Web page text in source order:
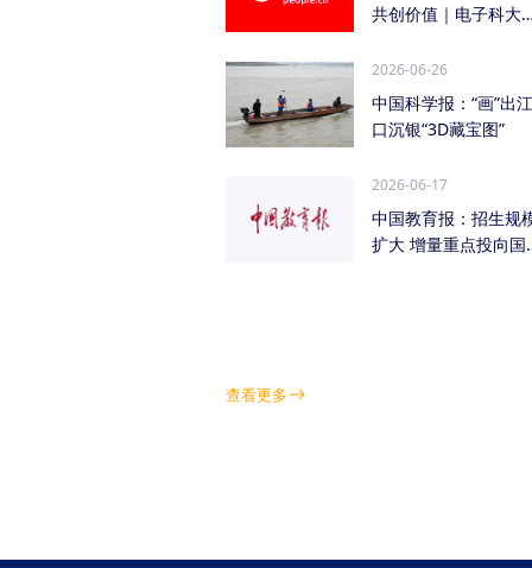
共创价值｜电子科大
2026-06-26
中国科学报：“画”出江
口沉银“3D藏宝图”
2026-06-17
中国教育报：招生规
扩大 增量重点投向国
查看更多